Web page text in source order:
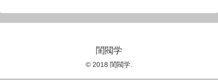
閨閥学
© 2018 閨閥学.